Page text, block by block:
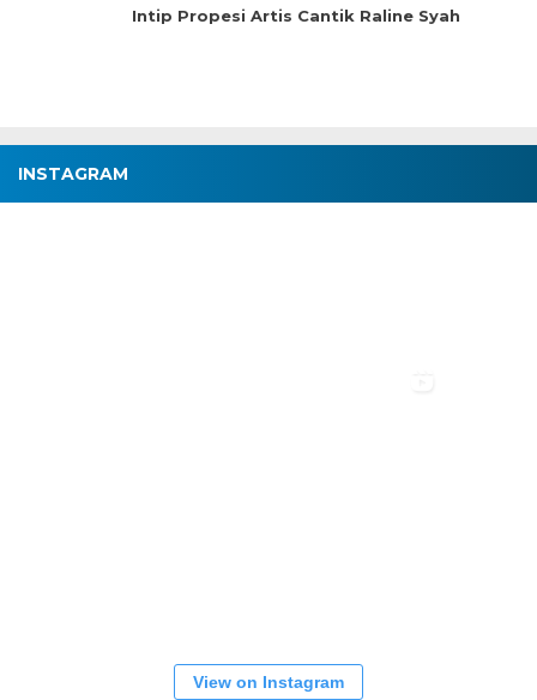
Intip Propesi Artis Cantik Raline Syah
INSTAGRAM
View on Instagram